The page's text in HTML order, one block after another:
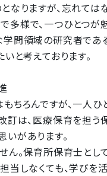
なりますが、忘れては
様で、一つひとつが
問領域の研究者で
と考えております。
ちろんですが、一人
は、医療保育を担う
があります。
ん。保育所保育士と
当しなくても、学び